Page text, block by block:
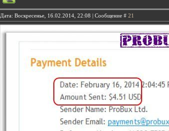
Дата: Воскресенье, 16.02.2014, 22:08 | Сообщение # 21